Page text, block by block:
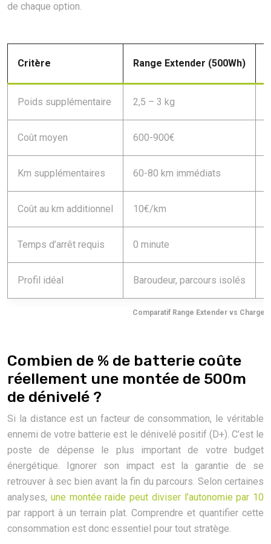
de chaque option.
Comparatif Range Extender vs
Critère Range Extender (500Wh)
Poids supplémentaire 2,5 – 3 kg
Coût moyen 600-900€
Km supplémentaires 60-80 km immédiats
Coût au km additionnel 10€/km
Temps d’arrêt requis 0 minute
Profil idéal Baroudeur, parcours isolés
Combien de % de batterie coûte
réellement une montée de 500m
de dénivelé ?
Si la distance est un facteur de consommation, le véritable
ennemi de votre batterie est le dénivelé positif (D+). C’est le
poste de dépense le plus important de votre budget
énergétique. Ignorer son impact est la garantie de se
retrouver à sec bien avant la fin du parcours. Selon certaines
analyses, une montée raide peut diviser l’autonomie par 10
par rapport à un terrain plat. Comprendre et quantifier cette
consommation est donc essentiel pour tout stratège.